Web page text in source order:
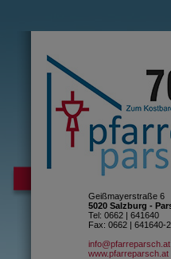
Geißmayerstraße 6
5020 Salzburg -
Tel: 0662 | 641640
Fax: 0662 | 641640-
info@pfarreparsch.at
www.pfarreparsch.at